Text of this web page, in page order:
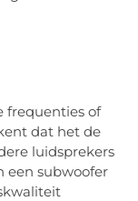
frequenties of
dat het de
luidsprekers
een subwoofer